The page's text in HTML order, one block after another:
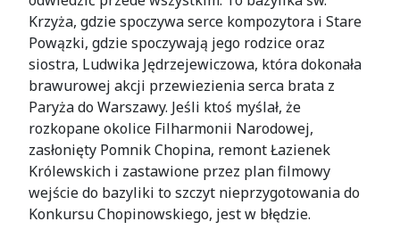
Krzyża, gdzie spoczywa serce kompozytora i Stare
Powązki, gdzie spoczywają jego rodzice oraz
siostra, Ludwika Jędrzejewiczowa, która dokonała
brawurowej akcji przewiezienia serca brata z
Paryża do Warszawy. Jeśli ktoś myślał, że
rozkopane okolice Filharmonii Narodowej,
zasłonięty Pomnik Chopina, remont Łazienek
Królewskich i zastawione przez plan filmowy
wejście do bazyliki to szczyt nieprzygotowania do
Konkursu Chopinowskiego, jest w błędzie.